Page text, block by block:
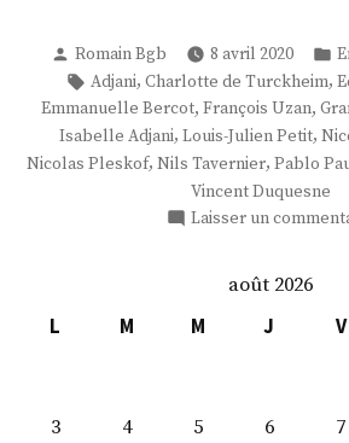
Publié
par
Romain Bgb 8 avril 2020
Étiquettes :
Adjani, Charlotte de Turckheim,
Emmanuelle Bercot, François Uzan,
Isabelle Adjani, Louis-Julien Petit,
Nicolas Pleskof, Nils Tavernier, Pablo
Vincent Duquesne
Laisser un
août 2026
L
M M J V
3
4 5 6 7